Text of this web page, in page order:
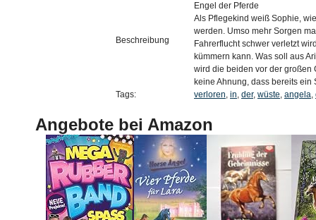
Beschreibung
Engel der Pferde
Als Pflegekind weiß Sophie,
werden. Umso mehr Sorgen
Fahrerflucht schwer verletzt
kümmern kann. Was soll aus
wird die beiden vor der großen
keine Ahnung, dass bereits
Tags:
verloren, in, der, wüste, angela,
Angebote bei Amazon